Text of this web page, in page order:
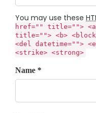
You may use these
href="" title="">
title=""> <b>
<del datetime="">
<strike> <strong>
Name *